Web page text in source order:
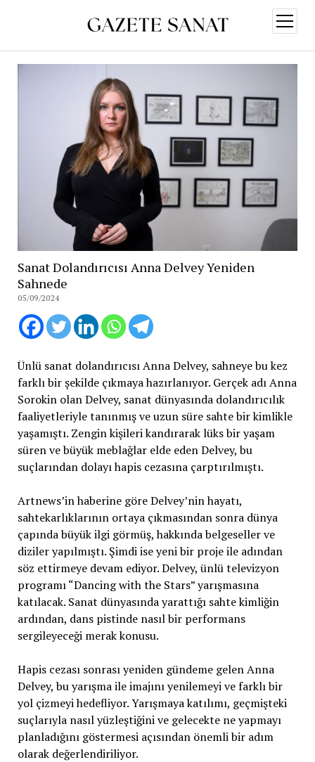
aç
Sanat Dolandırıcısı Anna Delvey Yeniden
Sahnede
05/09/2024
Ünlü sanat dolandırıcısı Anna Delvey, sahneye bu kez
farklı bir şekilde çıkmaya hazırlanıyor. Gerçek adı Anna
Sorokin olan Delvey, sanat dünyasında dolandırıcılık
faaliyetleriyle tanınmış ve uzun süre sahte bir kimlikle
yaşamıştı. Zengin kişileri kandırarak lüks bir yaşam
süren ve büyük meblağlar elde eden Delvey, bu
suçlarından dolayı hapis cezasına çarptırılmıştı.
Artnews’in haberine göre Delvey’nin hayatı,
sahtekarlıklarının ortaya çıkmasından sonra dünya
çapında büyük ilgi görmüş, hakkında belgeseller ve
diziler yapılmıştı. Şimdi ise yeni bir proje ile adından
söz ettirmeye devam ediyor. Delvey, ünlü televizyon
programı “Dancing with the Stars” yarışmasına
katılacak. Sanat dünyasında yarattığı sahte kimliğin
ardından, dans pistinde nasıl bir performans
sergileyeceği merak konusu.
Hapis cezası sonrası yeniden gündeme gelen Anna
Delvey, bu yarışma ile imajını yenilemeyi ve farklı bir
yol çizmeyi hedefliyor. Yarışmaya katılımı, geçmişteki
suçlarıyla nasıl yüzleştiğini ve gelecekte ne yapmayı
planladığını göstermesi açısından önemli bir adım
olarak değerlendiriliyor.